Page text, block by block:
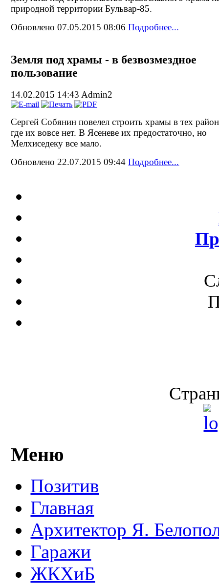
природной территории Бульвар-85.
Обновлено 07.05.2015 08:06Подробнее...
Земля под храмы - в безвозмездное
пользование
14.02.2015 14:43 Admin2
Сергей Собянин повелел строить храмы в тех
где их вовсе нет. В Ясеневе их предостаточно, но
Мелхиседеку все мало.
Обновлено 22.07.2015 09:44Подробнее...
Меню
Позитив
Главная
Архитектор Я.
Гаражи
ЖКХиБ